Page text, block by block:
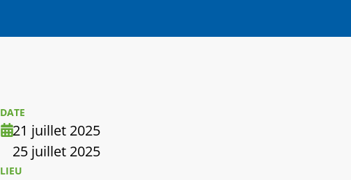
DATE
21 juillet 2025
25 juillet 2025
LIEU